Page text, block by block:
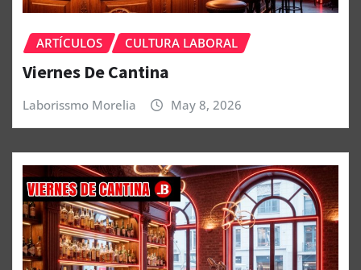
ARTÍCULOS CULTURA LABORAL
Viernes De Cantina
Laborissmo Morelia May 8, 2026